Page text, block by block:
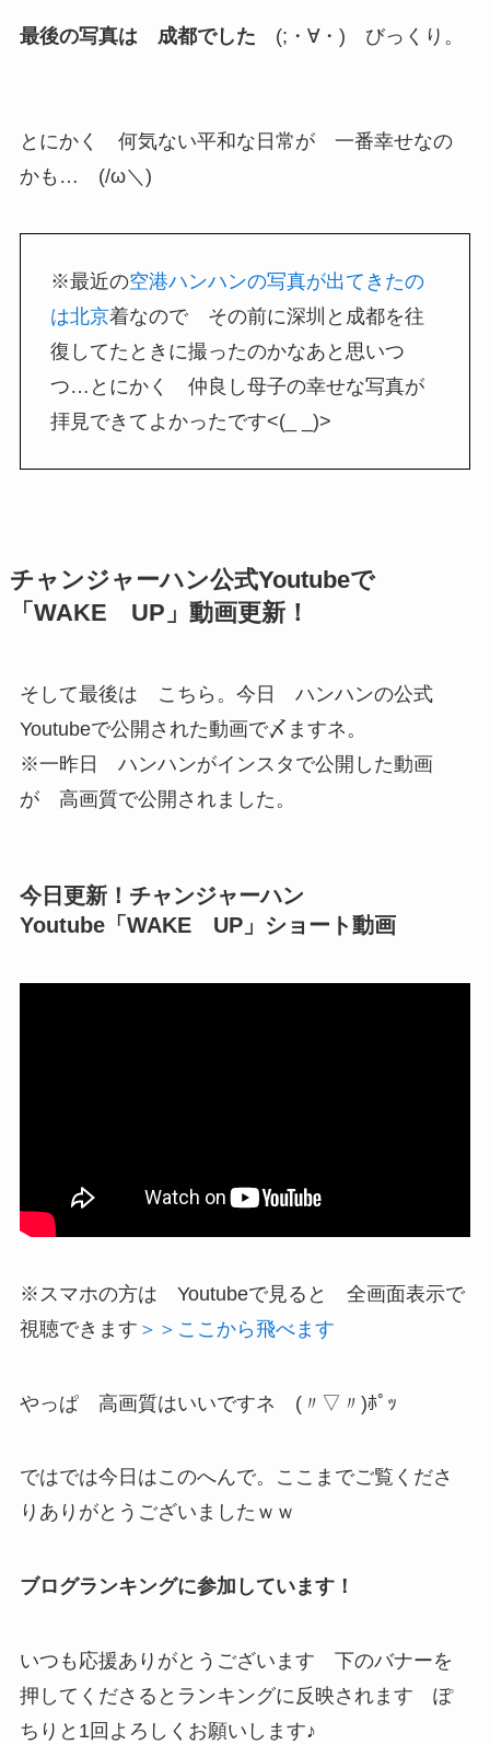
最後の写真は 成都でした (;・∀・) びっくり。
とにかく 何気ない平和な日常が 一番幸せなの
かも… (/ω＼)
※最近の空港ハンハンの写真が出てきたの
は北京着なので その前に深圳と成都を往
復してたときに撮ったのかなあと思いつ
つ…とにかく 仲良し母子の幸せな写真が
拝見できてよかったです<(_ _)>
チャンジャーハン公式Youtubeで
「WAKE UP」動画更新！
そして最後は こちら。今日 ハンハンの公式
Youtubeで公開された動画で〆ますネ。
※一昨日 ハンハンがインスタで公開した動画
が 高画質で公開されました。
今日更新！チャンジャーハン
Youtube「WAKE UP」ショート動画
※スマホの方は Youtubeで見ると 全画面表示で
視聴できます ＞＞ここから飛べます
やっぱ 高画質はいいですネ (〃▽〃)ﾎﾟｯ
ではでは今日はこのへんで。ここまでご覧くださ
りありがとうございましたｗｗ
ブログランキングに参加しています！
いつも応援ありがとうございます 下のバナーを
押してくださるとランキングに反映されます ぽ
ちりと1回よろしくお願いします♪